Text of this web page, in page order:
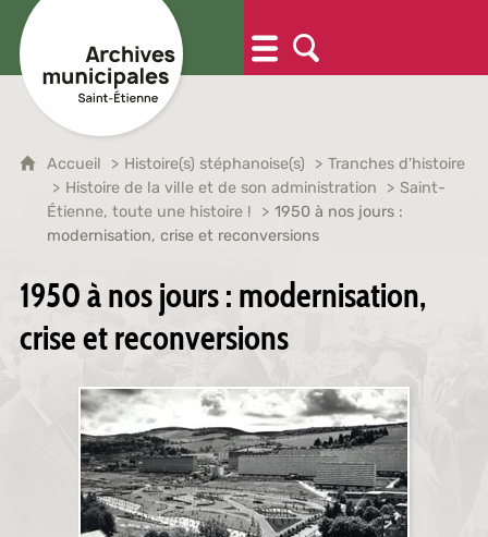
Accueil Histoire(s) stéphanoise(s)
Tranches d'histoire
Histoire de la ville et de son administration
Saint-
Étienne, toute une histoire !
1950 à nos jours :
modernisation, crise et reconversions
1950 à nos jours : modernisation,
crise et reconversions